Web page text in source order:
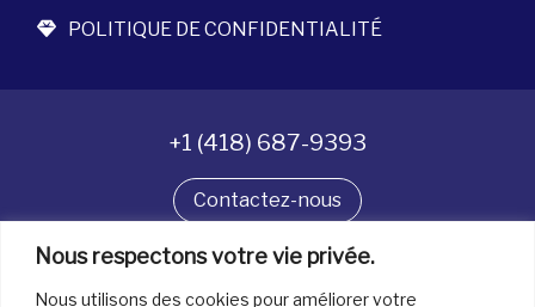
Nous respectons votre vie privée.
Nous utilisons des cookies pour améliorer votre
POLITIQUE DE CONFIDENTIALITÉ
+1 (418) 687-9393
Contactez-nous
Suivez-nous